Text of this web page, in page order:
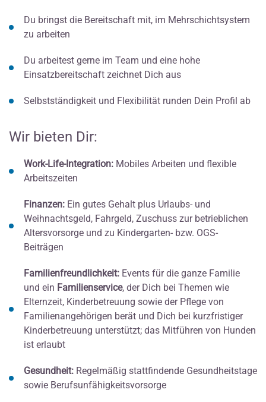
Du bringst die Bereitschaft mit, im Mehrschichtsystem
zu arbeiten
Du arbeitest gerne im Team und eine hohe
Einsatzbereitschaft zeichnet Dich aus
Selbstständigkeit und Flexibilität runden Dein Profil ab
Wir bieten Dir:
Work-Life-Integration: Mobiles Arbeiten und flexible
Arbeitszeiten
Finanzen: Ein gutes Gehalt plus Urlaubs- und
Weihnachtsgeld, Fahrgeld, Zuschuss zur betrieblichen
Altersvorsorge und zu Kindergarten- bzw. OGS-
Beiträgen
Familienfreundlichkeit: Events für die ganze Familie
und ein Familienservice, der Dich bei Themen wie
Elternzeit, Kinderbetreuung sowie der Pflege von
Familienangehörigen berät und Dich bei kurzfristiger
Kinderbetreuung unterstützt; das Mitführen von Hunden
ist erlaubt
Gesundheit: Regelmäßig stattfindende Gesundheitstage
sowie Berufsunfähigkeitsvorsorge